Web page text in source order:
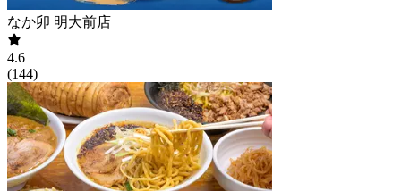
なか卯 明大前店
4.6
(144)